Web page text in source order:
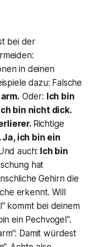
bei der
in deinen
dazu: Falsche
Oder: Ich bin
Ich bin nicht dick.
Richtige
Ja, ich bin ein
auch: Ich bin
hat
Gehirn die
erkennt. Will
kommt bei deinem
ein Pechvogel“.
Damit würdest